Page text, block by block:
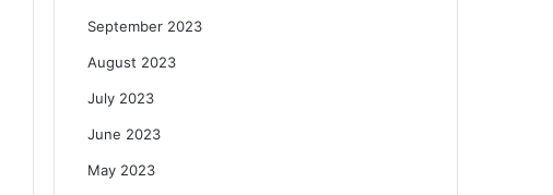
September 2023
August 2023
July 2023
June 2023
May 2023